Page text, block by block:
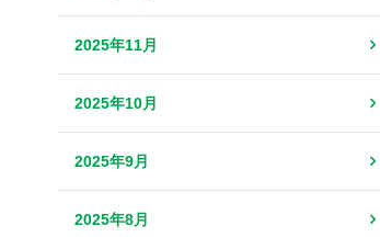
2025年11月
2025年10月
2025年9月
2025年8月